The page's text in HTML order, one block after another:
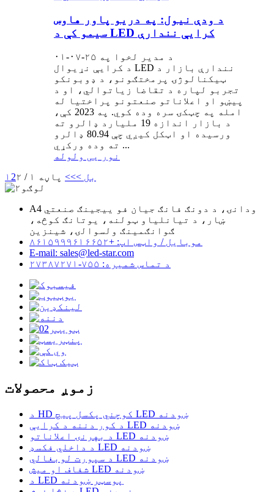
د ودې نیول: په دریو پاور هاوس
سیمو کې د LED کرایې نندارې
د مدیر لخوا په ۲۵-۰۷-۰۱
د کرایې نړیوال LED نندارې بازار د
ټیکنالوژۍ پرمختګونو، د ډوبونکو
تجربو لپاره د تقاضا زیاتوالي، او د
پیښو او اعلاناتو صنعتونو پراختیا له
امله په چټکۍ سره وده کوي. په 2023 کې،
د بازار اندازه 19 ملیارد ډالرو ته
ورسیده او اټکل کیږي چې 80.94 ډالرو
ته وده ورکړي ...
نور یی ولوله
۱ 2 بل >>> پاڼه ۱ / ۲
A4 ودانۍ، د دونګ فانګ جیان فو ییجینګ صنعتي
ښار، د تیانلیاو ټولنه، یوتانګ کوڅه،
ګوانګمینګ ولسوالۍ، شینزین
موبایل / واټس اپ: +۸۶۱۵۹۹۹۶۱۶۶۵۲
E-mail: sales@led-star.com
د تماس شمیره: ۷۵۵-۲۷۳۸۷۲۷۱
زموږ محصولات
د HD کوچني پکسل پیچ LED ښودنه
د کور دننه د کرایې LED ښودنه
د بهرنۍ اعلاناتو LED ښودنه
د داخلي فکسډ LED ښودنه
د سپورت لوبغالي LED ښودنه
شفاف او میش LED ښودنه
د LED پوسټر ښودنه